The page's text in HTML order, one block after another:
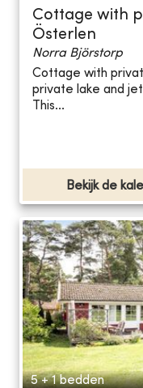
Cottage with
Österlen
Norra Björstorp
Cottage with
private lake and
This...
Bekijk de
5 + 1 bedden